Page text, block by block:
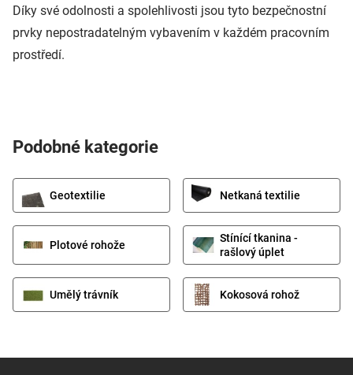
Díky své odolnosti a spolehlivosti jsou tyto bezpečnostní
prvky nepostradatelným vybavením v každém pracovním
prostředí.
Podobné kategorie
Geotextilie Netkaná textilie
Plotové rohože
Stínící tkanina -
rašlový úplet
Umělý trávník Kokosová rohož